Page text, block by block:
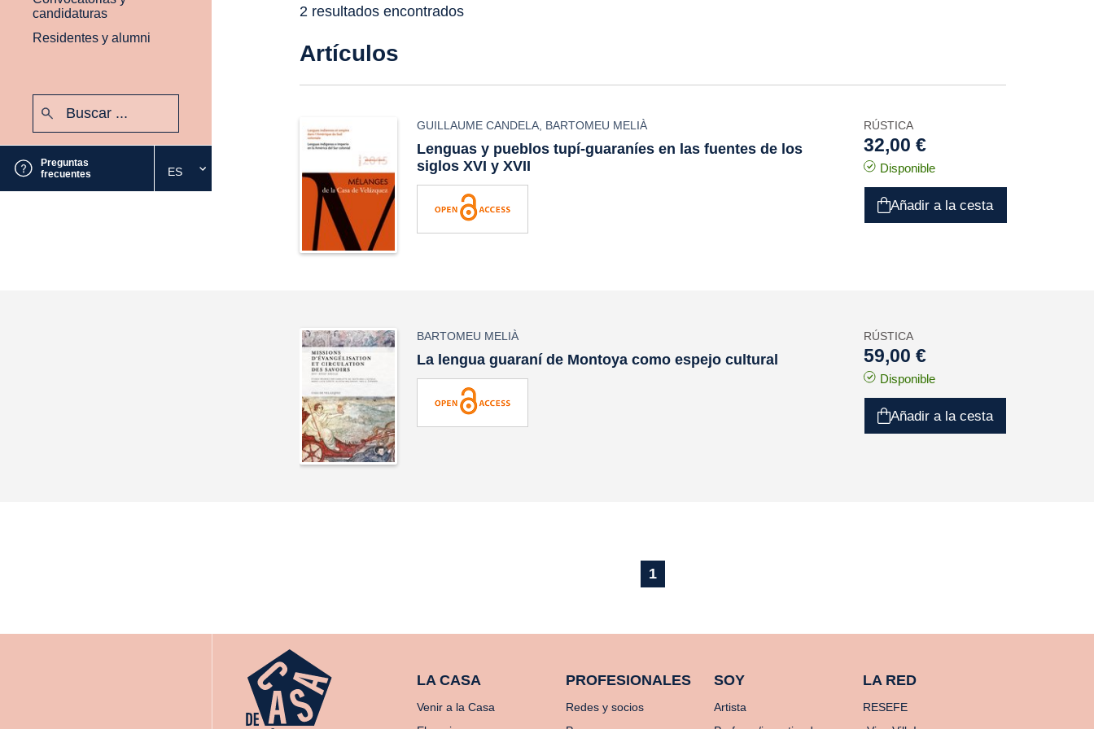
candidaturas
Residentes y alumni
Preguntas
frecuentes
Seleccione
el
ES
2 resultados encontrados
Artículos
GUILLAUME CANDELA BARTOMEU MELIÀ
Lenguas y pueblos tupí-guaraníes en las fuentes de los
siglos XVI y XVII
RÚSTICA
32,00 €
Disponible
Añadir a la cesta
BARTOMEU MELIÀ
La lengua guaraní de Montoya como espejo cultural
RÚSTICA
59,00 €
Disponible
Añadir a la cesta
1
LA CASA
Venir a la Casa
PROFESIONALES
Redes y socios
SOY
Artista
LA RED
RESEFE